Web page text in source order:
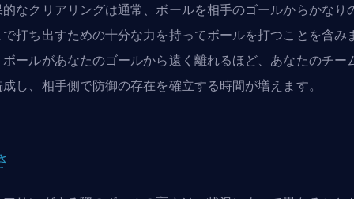
なクリアリングは通常、ボールを相手のゴールからかなり
打ち出すための十分な力を持ってボールを打つことを含み
ールがあなたのゴールから遠く離れるほど、あなたのチー
し、相手側で防御の存在を確立する時間が増えます。